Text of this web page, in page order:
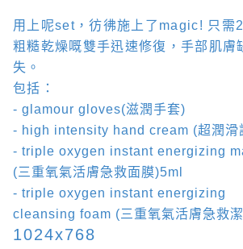
用上呢set ，彷彿施上了 magic! 只需
粗糙乾燥嘅雙手迅速修復，手部肌膚
失。
包括：
- glamour gloves(滋潤手套)
- high intensity hand cream (超潤滑
- triple oxygen instant energizing
(三重氧氣活膚急救面膜)5ml
- triple oxygen instant energizing
cleansing foam (三重氧氣活膚急救
1024x768